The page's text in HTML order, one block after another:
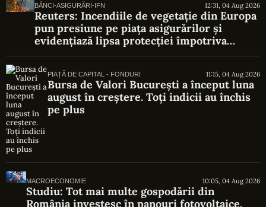
BĂNCI-ASIGURĂRI-IFN 12:31, 04 Aug 2026
Reuters: Incendiile de vegetație din Europa
pun presiune pe piața asigurărilor și
evidențiază lipsa protecției împotriva
riscurilor climatice
PIAȚĂ DE CAPITAL - FONDURI 11:15, 04 Aug 2026
Bursa de Valori București a început luna
august în creștere. Toți indicii au închis
pe plus
MACROECONOMIE 10:05, 04 Aug 2026
Studiu: Tot mai multe gospodării din
România investesc în panouri fotovoltaice.